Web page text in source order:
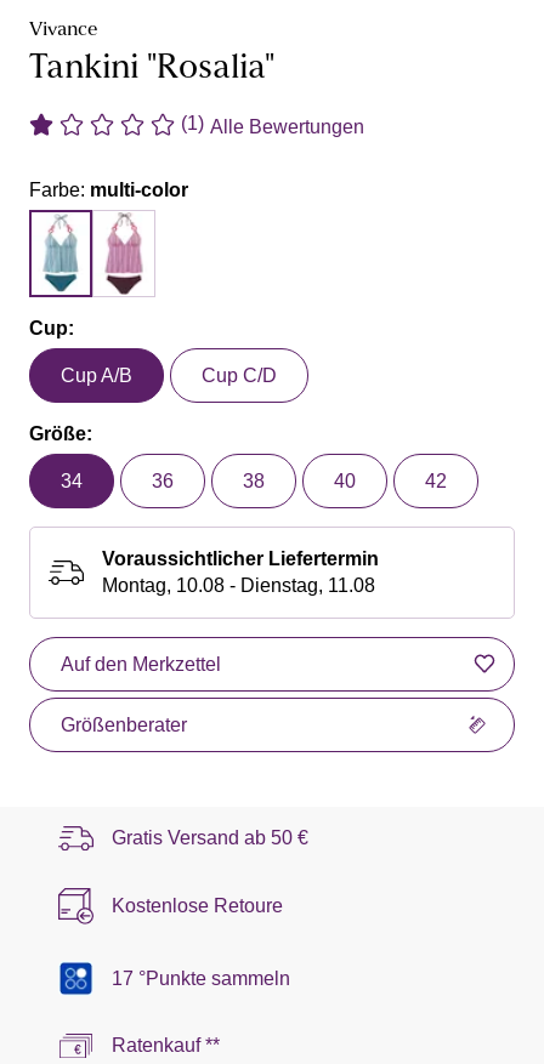
Vivance
Tankini "Rosalia"
(1) Alle Bewertungen
Farbe: multi-color
Cup:
Cup A/B Cup C/D
Größe:
34 36 38 40 42
Voraussichtlicher Liefertermin
Montag, 10.08 - Dienstag, 11.08
Auf den Merkzettel
Größenberater
Gratis Versand ab 50 €
Kostenlose Retoure
17 °Punkte sammeln
Ratenkauf **